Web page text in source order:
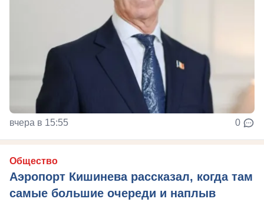
вчера в 15:55 0
Общество
Аэропорт Кишинева рассказал, когда там
самые большие очереди и наплыв